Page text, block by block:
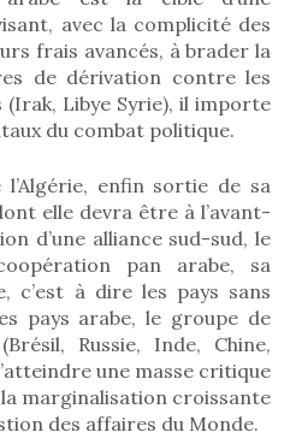
avec la complicité des
frais avancés, à brader la
de dérivation contre les
(Irak, Libye Syrie), il importe
du combat politique.
enfin sortie de sa
elle devra être à l’avant-
d’une alliance sud-sud, le
pan arabe, sa
c’est à dire les pays sans
pays arabe, le groupe de
Russie, Inde, Chine,
une masse critique
marginalisation croissante
des affaires du Monde.